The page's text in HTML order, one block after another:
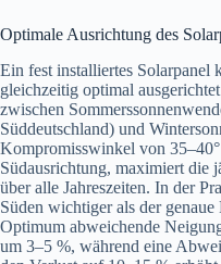
Optimale Ausrichtung des
Ein fest installiertes Solarpanel
gleichzeitig optimal
zwischen
Süddeutschland) und
Kompromisswinkel von
Südausrichtung, maximiert die
über alle Jahreszeiten. In der
Süden wichtiger als der
Optimum abweichende
um 3–5 %, während eine